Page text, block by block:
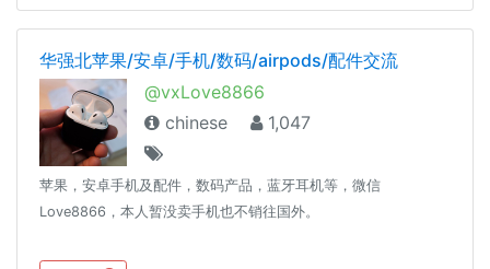
华强北苹果/安卓/手机/数码/airpods/配件交流
@vxLove8866
chinese
1,047
苹果，安卓手机及配件，数码产品，蓝牙耳机等，微信
Love8866，本人暂没卖手机也不销往国外。